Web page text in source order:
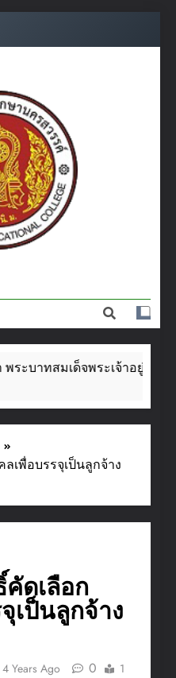
วศึกษา
สวรรค์
บาทสมเด็จพระเจ้าอยู่หัว ๒
เพื่อบรรจุเป็นลูกจ้าง
ดเลือก
เป็นลูกจ้าง
4 Years Ago 0
1